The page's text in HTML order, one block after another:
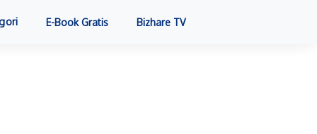
E-Book Gratis Bizhare TV